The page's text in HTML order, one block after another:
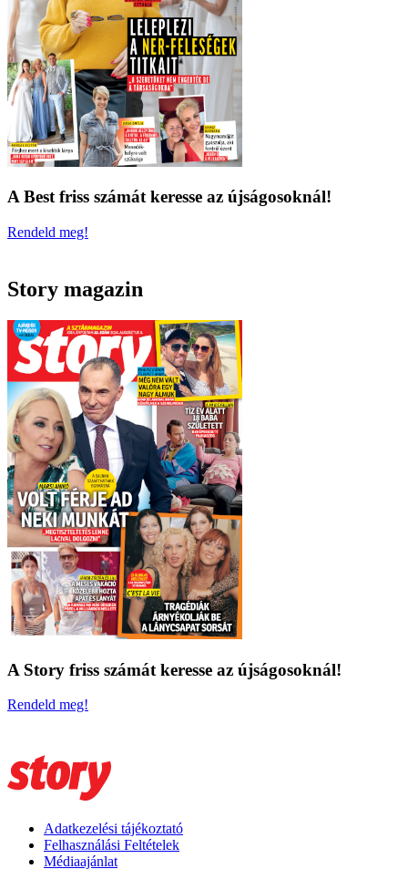
A Best friss számát keresse az újságosoknál!
Rendeld meg!
Story magazin
A Story friss számát keresse az újságosoknál!
Rendeld meg!
Adatkezelési tájékoztató
Felhasználási Feltételek
Médiaajánlat